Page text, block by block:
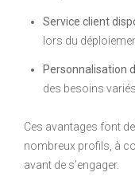
Service client
lors du
Personnalisation
des besoins variés.
Ces avantages font
nombreux profils, à
avant de s’engager.